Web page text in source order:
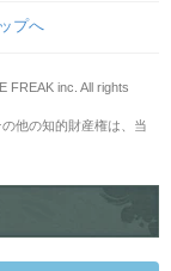
プへ
FREAK inc. All rights
他の知的財産権は、当